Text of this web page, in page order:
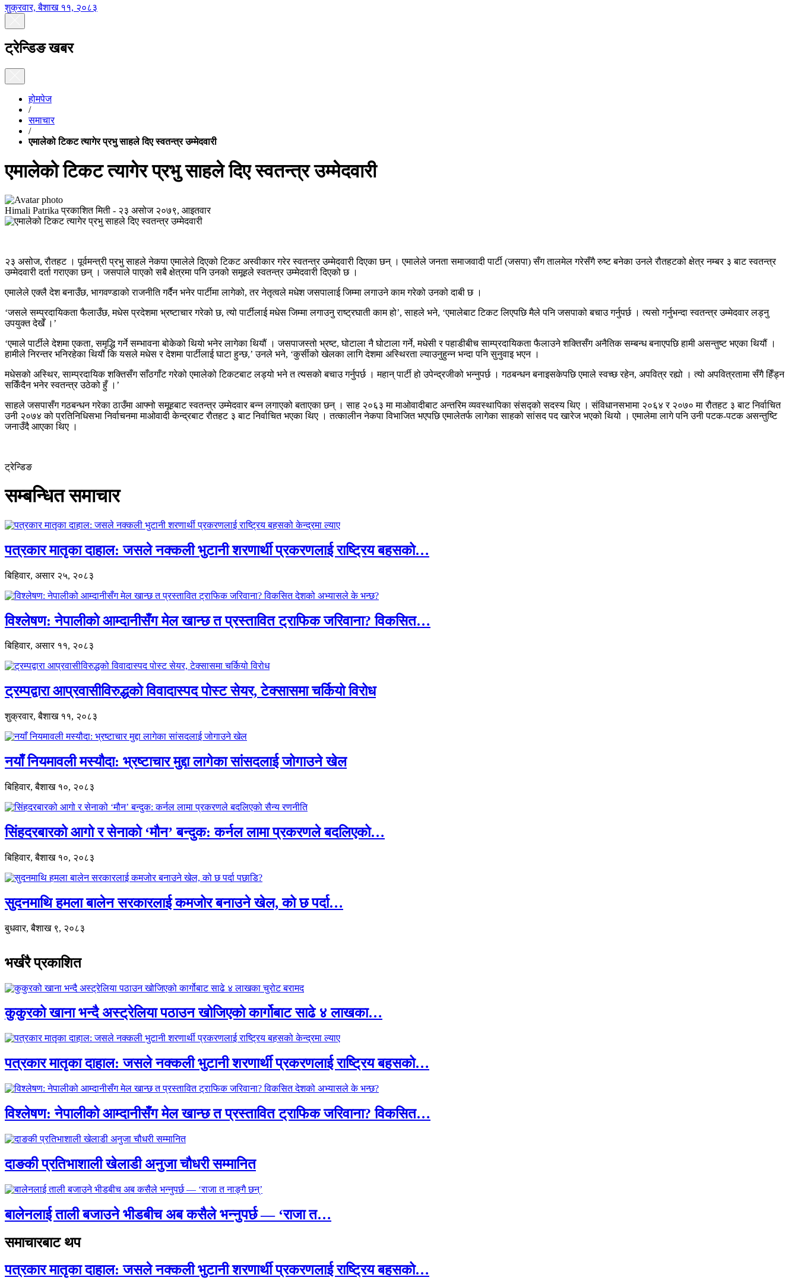
शुक्रवार, बैशाख ११, २०८३
ट्रेन्डिङ खबर
होमपेज
/
समाचार
/
एमालेको टिकट त्यागेर प्रभु साहले दिए स्वतन्त्र उम्मेदवारी
एमालेको टिकट त्यागेर प्रभु साहले दिए स्वतन्त्र उम्मेदवारी
Himali Patrika प्रकाशित मिती - २३ असोज २०७९, आइतवार
२३ असोज, रौतहट । पूर्वमन्त्री प्रभु साहले नेकपा एमालेले दिएको टिकट अस्वीकार गरेर स्वतन्त्र उम्मेदवारी दिएका छन् । एमालेले जनता समाजवादी पार्टी (जसपा) सँग तालमेल गरेसँगै रुष्ट बनेका उनले रौतहटको क्षेत्र नम्बर ३ बाट स्वतन्त्र
उम्मेदवारी दर्ता गराएका छन् । जसपाले पाएको सबै क्षेत्रमा पनि उनको समूहले स्वतन्त्र उम्मेदवारी दिएको छ ।
एमालेले एक्लै देश बनाउँछ, भागवण्डाको राजनीति गर्दैन भनेर पार्टीमा लागेको, तर नेतृत्वले मधेश जसपालाई जिम्मा लगाउने काम गरेको उनको दाबी छ ।
‘जसले सम्प्रदायिकता फैलाउँछ, मधेस प्रदेशमा भ्रष्टाचार गरेको छ, त्यो पार्टीलाई मधेस जिम्मा लगाउनु राष्ट्रघाती काम हो’, साहले भने, ‘एमालेबाट टिकट लिएपछि मैले पनि जसपाको बचाउ गर्नुपर्छ । त्यसो गर्नुभन्दा स्वतन्त्र उम्मेदवार लड्नु
उपयुक्त देखेँ ।’
‘एमाले पार्टीले देशमा एकता, समृद्धि गर्ने सम्भावना बोकेको थियो भनेर लागेका थियौं । जसपाजस्तो भ्रष्ट, घोटाला नै घोटाला गर्ने, मधेसी र पहाडीबीच साम्प्रदायिकता फैलाउने शक्तिसँग अनैतिक सम्बन्ध बनाएपछि हामी असन्तुष्ट भएका थियौं ।
हामीले निरन्तर भनिरहेका थियौं कि यसले मधेस र देशमा पार्टीलाई घाटा हुन्छ,’ उनले भने, ‘कुर्सीको खेलका लागि देशमा अस्थिरता ल्याउनुहुन्न भन्दा पनि सुनुवाइ भएन ।
मधेसको अस्थिर, साम्प्रदायिक शक्तिसँग साँठगाँट गरेको एमालेको टिकटबाट लड्यो भने त त्यसको बचाउ गर्नुपर्छ । महान् पार्टी हो उपेन्द्रजीको भन्नुपर्छ । गठबन्धन बनाइसकेपछि एमाले स्वच्छ रहेन, अपवित्र रह्यो । त्यो अपवित्रतामा सँगै हिँड्न
सकिँदैन भनेर स्वतन्त्र उठेको हुँ ।’
साहले जसपासँग गठबन्धन गरेका ठाउँमा आफ्नो समूहबाट स्वतन्त्र उम्मेदवार बन्न लगाएको बताएका छन् । साह २०६३ मा माओवादीबाट अन्तरिम व्यवस्थापिका संसद्को सदस्य थिए । संविधानसभामा २०६४ र २०७० मा रौतहट ३ बाट निर्वाचित
उनी २०७४ को प्रतिनिधिसभा निर्वाचनमा माओवादी केन्द्रबाट रौतहट ३ बाट निर्वाचित भएका थिए । तत्कालीन नेकपा विभाजित भएपछि एमालेतर्फ लागेका साहको सांसद पद खारेज भएको थियो । एमालेमा लागे पनि उनी पटक-पटक असन्तुष्टि
जनाउँदै आएका थिए ।
ट्रेन्डिङ
सम्बन्धित समाचार
पत्रकार मातृका दाहाल: जसले नक्कली भुटानी शरणार्थी प्रकरणलाई राष्ट्रिय बहसको…
बिहिवार, असार २५, २०८३
विश्लेषण: नेपालीको आम्दानीसँग मेल खान्छ त प्रस्तावित ट्राफिक जरिवाना? विकसित…
बिहिवार, असार ११, २०८३
ट्रम्पद्वारा आप्रवासीविरुद्धको विवादास्पद पोस्ट सेयर, टेक्सासमा चर्कियो विरोध
शुक्रवार, बैशाख ११, २०८३
नयाँ नियमावली मस्यौदा: भ्रष्टाचार मुद्दा लागेका सांसदलाई जोगाउने खेल
बिहिवार, बैशाख १०, २०८३
सिंहदरबारको आगो र सेनाको ‘मौन’ बन्दुक: कर्नल लामा प्रकरणले बदलिएको…
बिहिवार, बैशाख १०, २०८३
सुदनमाथि हमला बालेन सरकारलाई कमजोर बनाउने खेल, को छ पर्दा…
बुधवार, बैशाख ९, २०८३
भर्खरै प्रकाशित
कुकुरको खाना भन्दै अस्ट्रेलिया पठाउन खोजिएको कार्गोबाट साढे ४ लाखका…
पत्रकार मातृका दाहाल: जसले नक्कली भुटानी शरणार्थी प्रकरणलाई राष्ट्रिय बहसको…
विश्लेषण: नेपालीको आम्दानीसँग मेल खान्छ त प्रस्तावित ट्राफिक जरिवाना? विकसित…
दाङकी प्रतिभाशाली खेलाडी अनुजा चौधरी सम्मानित
बालेनलाई ताली बजाउने भीडबीच अब कसैले भन्नुपर्छ — ‘राजा त…
समाचारबाट थप
पत्रकार मातृका दाहाल: जसले नक्कली भुटानी शरणार्थी प्रकरणलाई राष्ट्रिय बहसको…